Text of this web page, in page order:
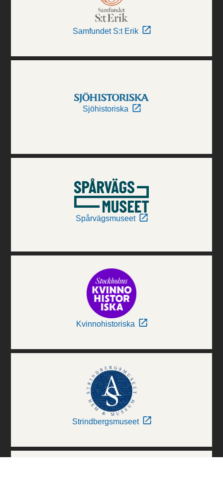
Samfundet S:t Erik
Sjöhistoriska
Spårvägsmuseet
Kvinnohistoriska
Strindbergsmuseet